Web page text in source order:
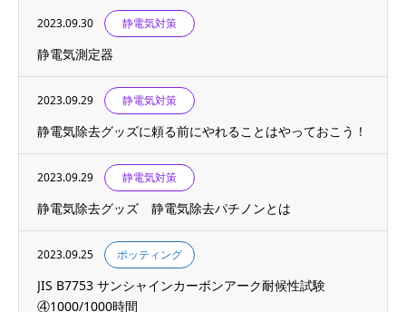
2023.09.30 静電気対策
静電気測定器
2023.09.29 静電気対策
静電気除去グッズに頼る前にやれることはやっておこう！
2023.09.29 静電気対策
静電気除去グッズ 静電気除去パチノンとは
2023.09.25 ポッティング
JIS B7753 サンシャインカーボンアーク耐候性試験
④1000/1000時間